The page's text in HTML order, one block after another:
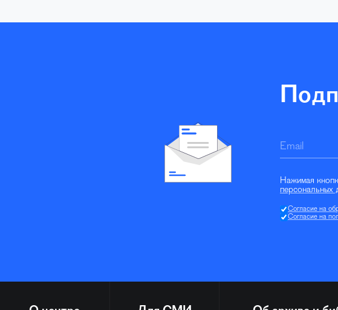
Email
Нажимая
персональных
Согласие на
Согласие на